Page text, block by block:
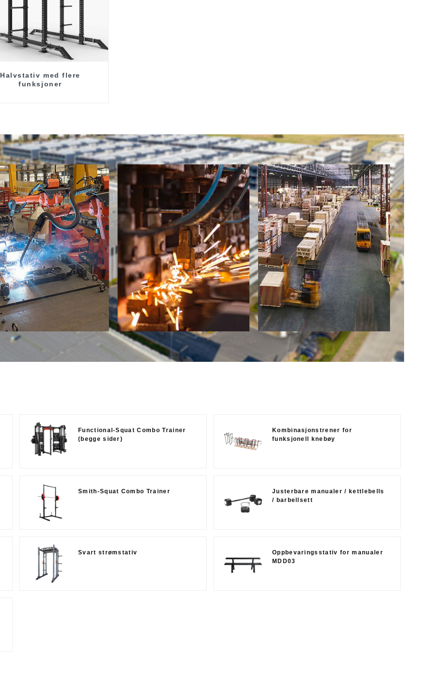
Halvstativ med flere
funksjoner
Functional-Squat Combo Trainer
(begge sider)
Kombinasjonstrener for
funksjonell knebøy
Smith-Squat Combo Trainer
Justerbare manualer / kettlebells
/ barbellsett
Svart strømstativ
Oppbevaringsstativ for manualer
MDD03